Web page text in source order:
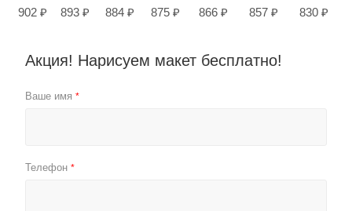
902 ₽
893 ₽
884 ₽
875 ₽
866 ₽
857 ₽
830 ₽
Акция! Нарисуем макет бесплатно!
Ваше имя *
Телефон *